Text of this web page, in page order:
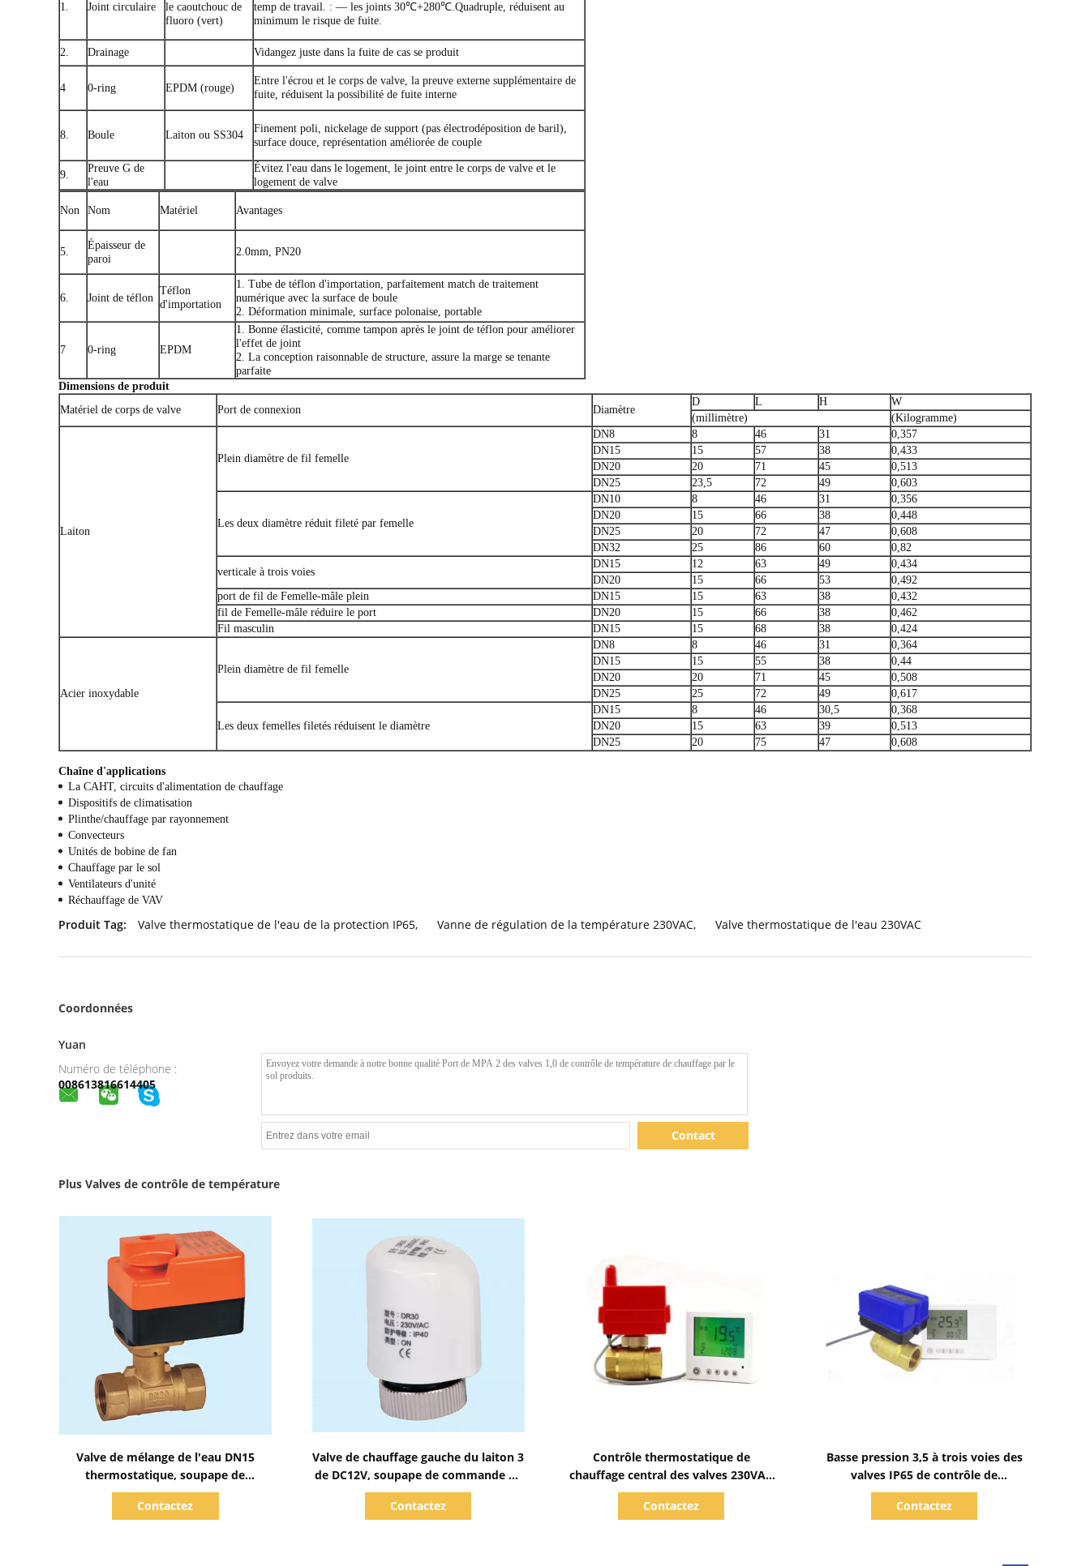
1. Joint circulaire
le caoutchouc de
fluoro (vert)
temp de travail. : — les joints 30℃+280℃.Quadruple, réduisent au
minimum le risque de fuite.
2. Drainage Vidangez juste dans la fuite de cas se produit
4 0-ring EPDM (rouge)
Entre l'écrou et le corps de valve, la preuve externe supplémentaire de
fuite, réduisent la possibilité de fuite interne
8. Boule Laiton ou SS304
Finement poli, nickelage de support (pas électrodéposition de baril),
surface douce, représentation améliorée de couple
9.
Preuve G de
l'eau
Évitez l'eau dans le logement, le joint entre le corps de valve et le
logement de valve
Non Nom Matériel Avantages
5.
Épaisseur de
paroi
2.0mm, PN20
6. Joint de téflon
Téflon
d'importation
1. Tube de téflon d'importation, parfaitement match de traitement
numérique avec la surface de boule
2. Déformation minimale, surface polonaise, portable
7 0-ring EPDM
1. Bonne élasticité, comme tampon après le joint de téflon pour améliorer
l'effet de joint
2. La conception raisonnable de structure, assure la marge se tenante
parfaite
Dimensions de produit
Matériel de corps de valve
Port de connexion Diamètre
D L H
W
(millimètre)
(Kilogramme)
Laiton
Plein diamètre de fil femelle
DN8 8 46 31
0,357
DN15
15 57 38
0,433
DN20
20 71 45
0,513
DN25
23,5 72 49 0,603
Les deux diamètre réduit fileté par femelle
DN10 8 46 31
0,356
DN20
15 66 38
0,448
DN25
20 72 47
0,608
DN32
25 86 60
0,82
verticale à trois voies
DN15 12 63 49
0,434
DN20
15 66 53
0,492
port de fil de Femelle-mâle plein
DN15 15 63 38
0,432
fil de Femelle-mâle réduire le port
DN20 15 66 38
0,462
Fil masculin
DN15 15 68 38 0,424
Acier inoxydable
Plein diamètre de fil femelle
DN8 8 46 31
0,364
DN15
15 55 38
0,44
DN20
20 71 45
0,508
DN25
25 72 49 0,617
Les deux femelles filetés réduisent le diamètre
DN15 8 46 30,5
0,368
DN20
15 63 39
0,513
DN25
20 75 47 0,608
Chaîne d'applications
La CAHT, circuits d'alimentation de chauffage
Dispositifs de climatisation
Plinthe/chauffage par rayonnement
Convecteurs
Unités de bobine de fan
Chauffage par le sol
Ventilateurs d'unité
Réchauffage de VAV
Produit Tag: Valve thermostatique de l'eau de la protection IP65, Vanne de régulation de la température 230VAC, Valve thermostatique de l'eau 230VAC
Coordonnées
Yuan
Numéro de téléphone :
008613816614405
Contact
Plus Valves de contrôle de température
Valve de mélange de l'eau DN15
thermostatique, soupape de
commande en laiton du radiateur
PN10
Contactez
Valve de chauffage gauche du laiton 3
de DC12V, soupape de commande de
température de l'eau DN15
Contactez
Contrôle thermostatique de
chauffage central des valves 230VAC
de contrôle de température
Contactez
Basse pression 3,5 à trois voies des
valves IP65 de contrôle de
température de nanomètre
motorisés
Contactez